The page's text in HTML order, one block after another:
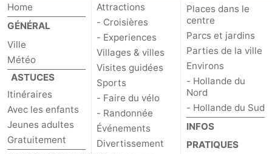
Home
GÉNÉRAL
Ville
Météo
ASTUCES
Itinéraires
Avec les enfants
Jeunes adultes
Gratuitement
Attractions
- Croisières
- Experiences
Villages & villes
Visites guidées
Sports
- Faire du vélo
- Randonnée
Événements
Divertissement
Places dans le
centre
Parcs et jardins
Parties de la ville
Environs
- Hollande du
Nord
- Hollande du Sud
INFOS
PRATIQUES